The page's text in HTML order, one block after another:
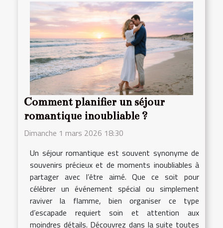
Comment planifier un séjour
romantique inoubliable ?
Dimanche 1 mars 2026 18:30
Un séjour romantique est souvent synonyme de
souvenirs précieux et de moments inoubliables à
partager avec l’être aimé. Que ce soit pour
célébrer un événement spécial ou simplement
raviver la flamme, bien organiser ce type
d’escapade requiert soin et attention aux
moindres détails. Découvrez dans la suite toutes